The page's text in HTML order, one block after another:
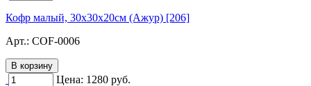
Кофр малый, 30х30х20см (Ажур) [206]
Арт.: COF-0006
Цена: 1280 руб.